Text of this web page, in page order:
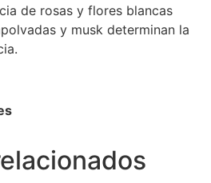
de rosas y flores blancas
y musk determinan la